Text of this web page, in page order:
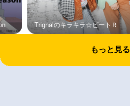
Trignalのキラキラ☆ビートＲ
もっと見る